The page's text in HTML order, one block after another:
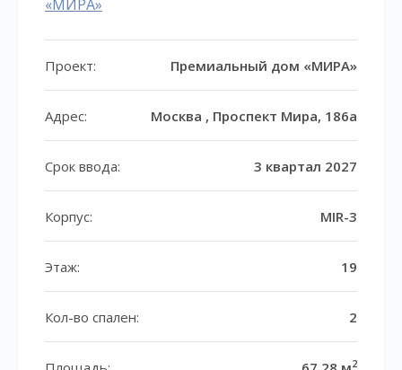
«МИРА»
Проект: Премиальный дом «МИРА»
Адрес: Москва , Проспект Мира, 186а
Срок ввода: 3 квартал 2027
Корпус: MIR-3
Этаж: 19
Кол-во спален: 2
2